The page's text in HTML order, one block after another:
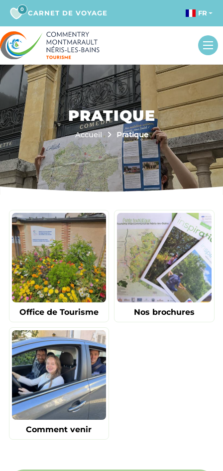
0 CARNET DE VOYAGE FR
PRATIQUE
Accueil Pratique
Office de Tourisme Nos brochures
Comment venir